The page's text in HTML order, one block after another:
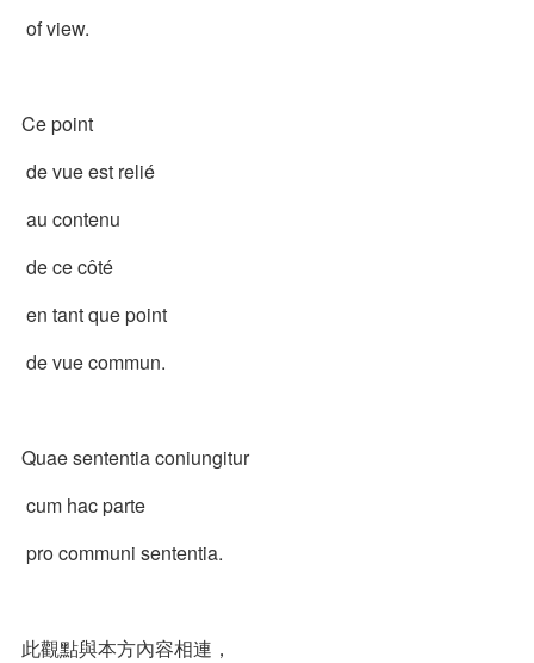
of view.
Ce point
de vue est relié
au contenu
de ce côté
en tant que point
de vue commun.
Quae sententia coniungitur
cum hac parte
pro communi sententia.
此觀點與本方內容相連，